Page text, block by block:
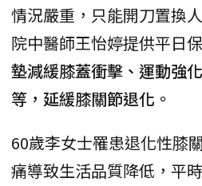
情況嚴重，只能開刀置換
院中醫師王怡婷提供平日
墊減緩膝蓋衝擊、運動強
等，延緩膝關節退化。
60歲李女士罹患退化性膝
痛導致生活品質降低，平